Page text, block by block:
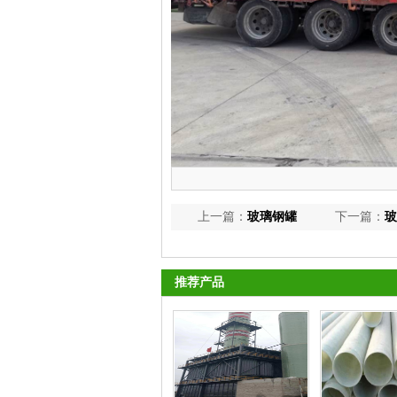
上一篇： 玻璃钢罐 下一篇：
推荐产品